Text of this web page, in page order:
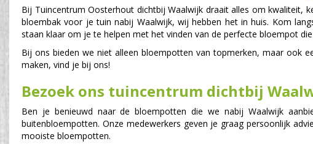
Bij Tuincentrum Oosterhout dichtbij Waalwijk draait alles om kwaliteit,
bloembak voor je tuin nabij Waalwijk, wij hebben het in huis. Kom
staan klaar om je te helpen met het vinden van de perfecte bloempot
Bij ons bieden we niet alleen bloempotten van topmerken, maar ook
maken, vind je bij ons!
Bezoek ons tuincentrum dichtbij
Ben je benieuwd naar de bloempotten die we nabij Waalwijk
buitenbloempotten. Onze medewerkers geven je graag persoonlijk
mooiste bloempotten.